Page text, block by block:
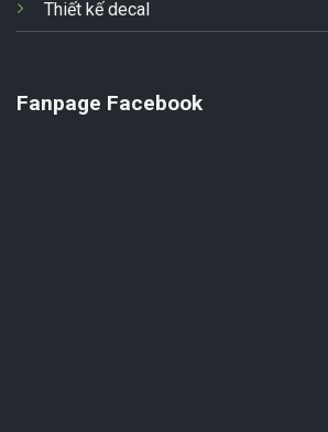
Thiết kế decal
Fanpage Facebook